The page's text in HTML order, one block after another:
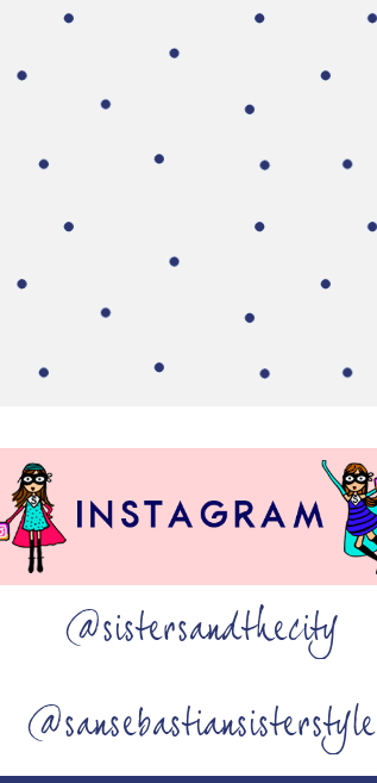
@sistersandthecity
@sansebastiansisterstyle